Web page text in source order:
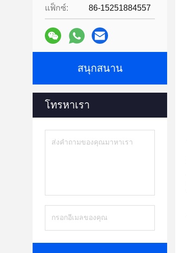
แฟ็กซ์: 86-15251884557
สนุกสนาน
โทรหาเรา